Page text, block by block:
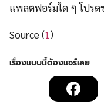
แพลตฟอร์มใด ๆ โปร
Source (1)